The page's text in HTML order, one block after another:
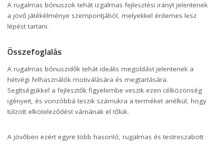
A rugalmas bónuszok tehát izgalmas fejlesztési irányt jelentenek
a jövő játékélménye szempontjából, melyekkel érdemes lesz
lépést tartani.
Összefoglalás
A rugalmas bónuszidők tehát ideális megoldást jelentenek a
hétvégi felhasználók motiválására és megtartására.
Segítségükkel a fejlesztők figyelembe veszik ezen célközönség
igényeit, és vonzóbbá teszik számukra a terméket anélkül, hogy
túlzott elköteleződést várnának el tőlük.
A jövőben ezért egyre több hasonló, rugalmas és testreszabott